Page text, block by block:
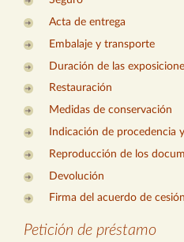
Acta de entrega
Embalaje y transporte
Duración de las
Restauración
Medidas de conservación
Indicación de procedencia
Reproducción de los
Devolución
Firma del acuerdo de
Petición de préstamo